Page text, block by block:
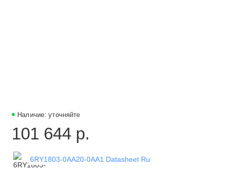
Наличие: уточняйте
101 644 р.
6RY1803-0AA20-0AA1 Datasheet Ru